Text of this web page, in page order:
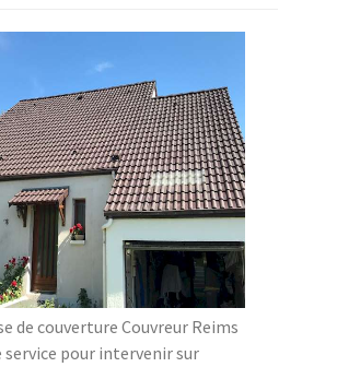
de couverture Couvreur Reims
service pour intervenir sur